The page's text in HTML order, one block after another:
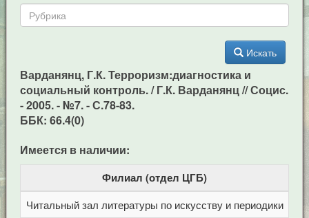
Искать
Варданянц, Г.К. Терроризм:диагностика и
социальный контроль. / Г.К. Варданянц // Социс.
- 2005. - №7. - С.78-83.
ББК: 66.4(0)
Имеется в наличии:
Филиал (отдел ЦГБ)
Читальный зал литературы по искусству и периодики